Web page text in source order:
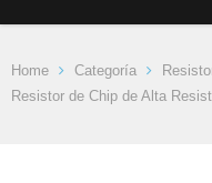
Home Categoría
Resistor de Chip de Alta